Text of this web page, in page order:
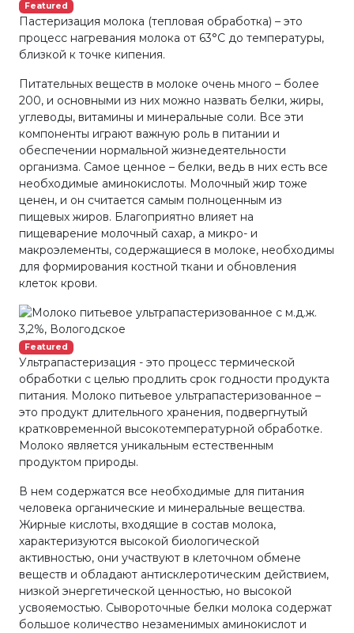
Featured
Пастеризация молока (тепловая обработка) – это
процесс нагревания молока от 63°С до температуры,
близкой к точке кипения.
Питательных веществ в молоке очень много – более
200, и основными из них можно назвать белки, жиры,
углеводы, витамины и минеральные соли. Все эти
компоненты играют важную роль в питании и
обеспечении нормальной жизнедеятельности
организма. Самое ценное – белки, ведь в них есть все
необходимые аминокислоты. Молочный жир тоже
ценен, и он считается самым полноценным из
пищевых жиров. Благоприятно влияет на
пищеварение молочный сахар, а микро- и
макроэлементы, содержащиеся в молоке, необходимы
для формирования костной ткани и обновления
клеток крови.
Featured
Ультрапастеризация - это процесс термической
обработки с целью продлить срок годности продукта
питания. Молоко питьевое ультрапастеризованное –
это продукт длительного хранения, подвергнутый
кратковременной высокотемпературной обработке.
Молоко является уникальным естественным
продуктом природы.
В нем содержатся все необходимые для питания
человека органические и минеральные вещества.
Жирные кислоты, входящие в состав молока,
характеризуются высокой биологической
активностью, они участвуют в клеточном обмене
веществ и обладают антисклеротическим действием,
низкой энергетической ценностью, но высокой
усвояемостью. Сывороточные белки молока содержат
большое количество незаменимых аминокислот и